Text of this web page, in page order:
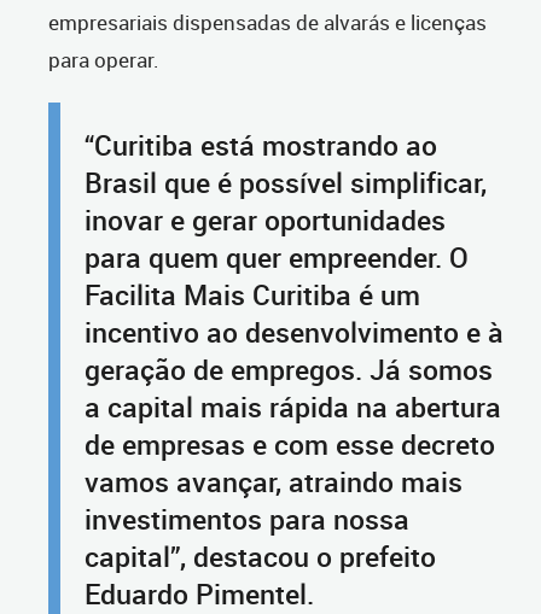
empresariais dispensadas de alvarás e licenças
para operar.
“Curitiba está mostrando ao
Brasil que é possível simplificar,
inovar e gerar oportunidades
para quem quer empreender. O
Facilita Mais Curitiba é um
incentivo ao desenvolvimento e à
geração de empregos. Já somos
a capital mais rápida na abertura
de empresas e com esse decreto
vamos avançar, atraindo mais
investimentos para nossa
capital”, destacou o prefeito
Eduardo Pimentel.